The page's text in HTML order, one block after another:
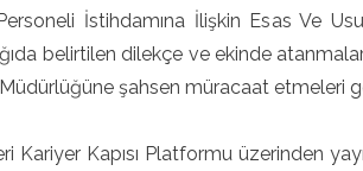
İstihdamına İlişkin Esas Ve
belirtilen dilekçe ve ekinde
şahsen müracaat etmeleri
Kariyer Kapısı Platformu üzerinden